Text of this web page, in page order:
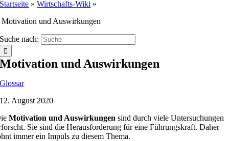
Startseite »Wirtschafts-Wiki »
Motivation und Auswirkungen
Suche nach:
Motivation und Auswirkungen
Glossar
12. August 2020
Motivation und Auswirkungen sind durch viele Untersuchungen
Sie sind die Herausforderung für eine Führungskraft. Daher
immer ein Impuls zu diesem Thema.